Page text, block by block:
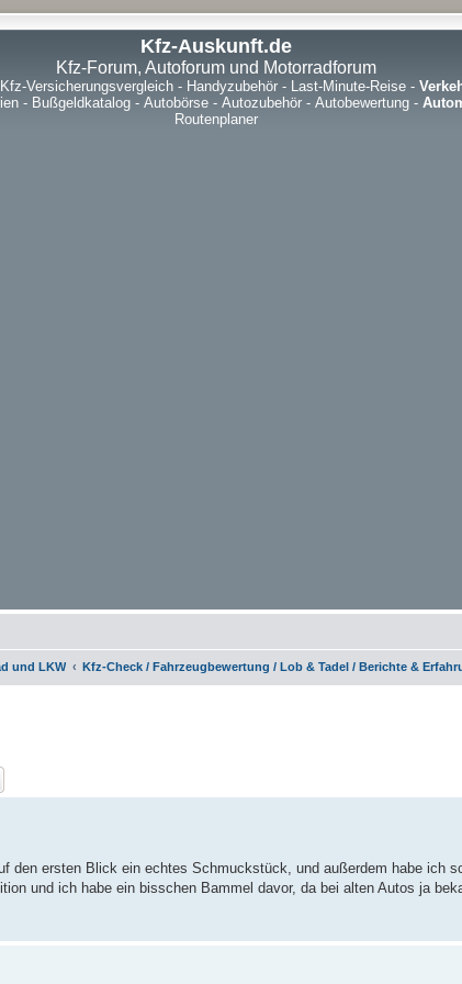
Kfz-Auskunft.de
Kfz-Forum, Autoforum und Motorradforum
Kfz-Versicherungsvergleich- Handyzubehör- Last-Minute-Reise-
- Bußgeldkatalog - Autobörse - Autozubehör - Autobewertung -
Routenplaner
und LKW Kfz-Check / Fahrzeugbewertung / Lob & Tadel / Berichte &
den ersten Blick ein echtes Schmuckstück, und außerdem habe ich
und ich habe ein bisschen Bammel davor, da bei alten Autos ja